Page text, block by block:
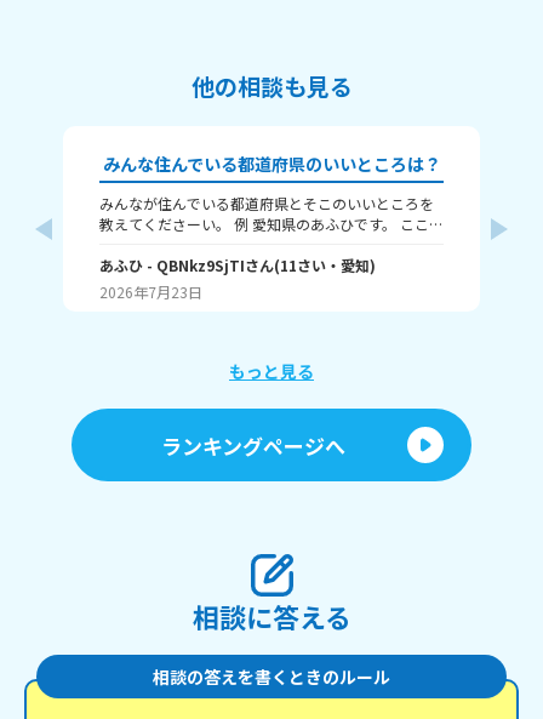
他の相談も見る
みんな住んでいる都道府県のいいところは？
みんなが住んでいる都道府県とそこのいいところを
教えてくださーい。 例 愛知県のあふひです。 ここは
ります。観光名所では名古屋城が有名です。歴史的
にも、天下三英傑の信長、秀吉、家康、全員の出身
地です。
あふひ - QBNkz9SjTIさん(11さい・ 愛知)
2026年7月23日
もっと見る
ランキングページへ
相談に答える
相談の答えを書くときのルール